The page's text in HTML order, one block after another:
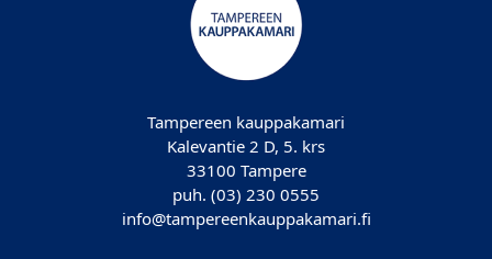
Tampereen kauppakamari
Kalevantie 2 D, 5. krs
33100 Tampere
puh. (03) 230 0555
info@tampereenkauppakamari.fi